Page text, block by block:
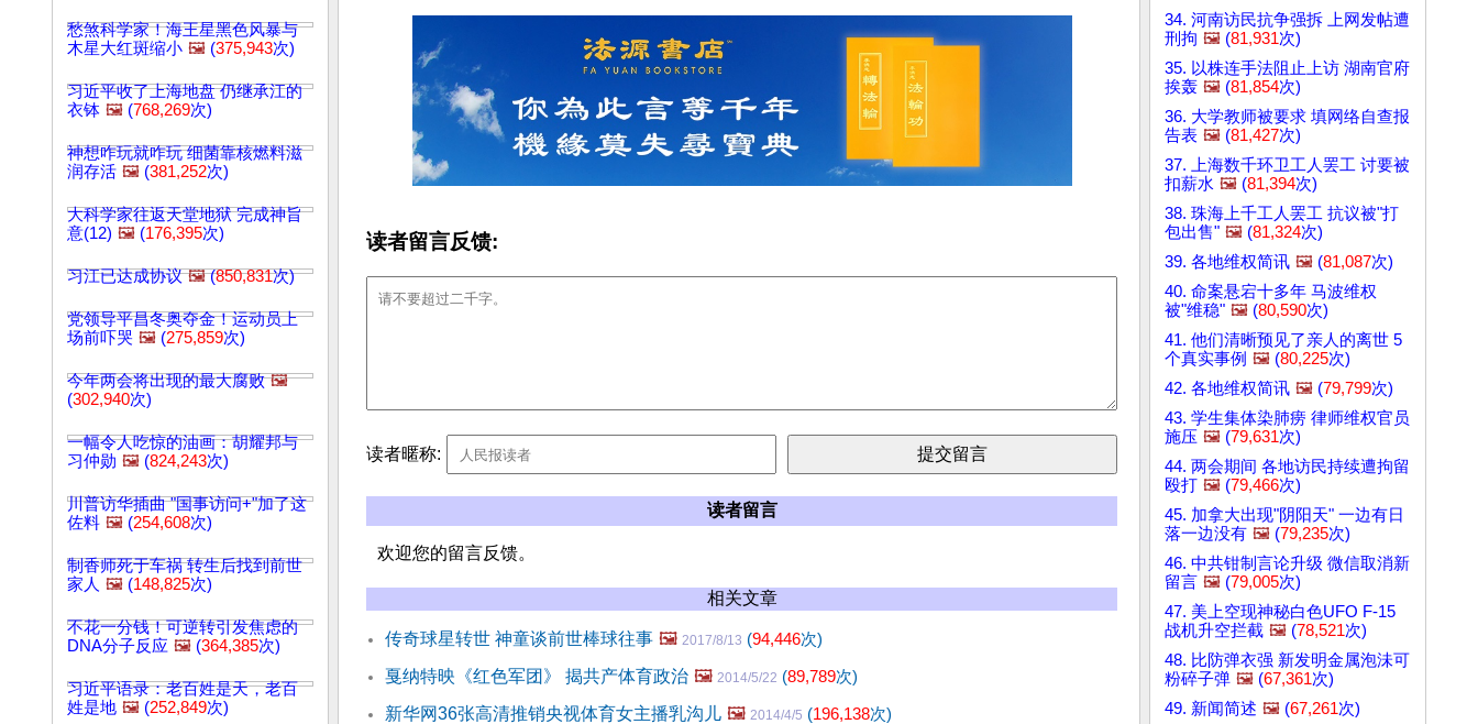
愁煞科学家！海王星黑色风暴与
木星大红斑缩小 🖼️ (375,943次)
习近平收了上海地盘 仍继承江的
衣钵 🖼️ (768,269次)
神想咋玩就咋玩 细菌靠核燃料滋
润存活 🖼️ (381,252次)
大科学家往返天堂地狱 完成神旨
意(12) 🖼️ (176,395次)
习江已达成协议 🖼️(850,831次)
党领导平昌冬奥夺金！运动员上
场前吓哭 🖼️ (275,859次)
今年两会将出现的最大腐败 🖼️
(302,940次)
一幅令人吃惊的油画：胡耀邦与
习仲勋 🖼️ (824,243次)
川普访华插曲 "国事访问+"加了这
佐料 🖼️ (254,608次)
制香师死于车祸 转生后找到前世
家人 🖼️ (148,825次)
不花一分钱！可逆转引发焦虑的
DNA分子反应 🖼️ (364,385次)
习近平语录：老百姓是天，老百
姓是地 🖼️ (252,849次)
读者留言反馈:
读者暱称:
读者留言
欢迎您的留言反馈。
相关文章
传奇球星转世 神童谈前世棒球往事 🖼️ 2017/8/13 (94,446次)
戛纳特映《红色军团》 揭共产体育政治 🖼️ 2014/5/22 (89,789次)
新华网36张高清推销央视体育女主播乳沟儿 🖼️ 2014/4/5 (196,138次)
34. 河南访民抗争强拆 上网发帖遭
刑拘 🖼️ (81,931次)
35. 以株连手法阻止上访 湖南官府
挨轰 🖼️ (81,854次)
36. 大学教师被要求 填网络自查报
告表 🖼️ (81,427次)
37. 上海数千环卫工人罢工 讨要被
扣薪水 🖼️ (81,394次)
38. 珠海上千工人罢工 抗议被"打
包出售" 🖼️ (81,324次)
39. 各地维权简讯 🖼️ (81,087次)
40. 命案悬宕十多年 马波维权
被"维稳" 🖼️ (80,590次)
41. 他们清晰预见了亲人的离世 5
个真实事例 🖼️ (80,225次)
42. 各地维权简讯 🖼️ (79,799次)
43. 学生集体染肺痨 律师维权官员
施压 🖼️ (79,631次)
44. 两会期间 各地访民持续遭拘留
殴打 🖼️ (79,466次)
45. 加拿大出现"阴阳天" 一边有日
落一边没有 🖼️ (79,235次)
46. 中共钳制言论升级 微信取消新
留言 🖼️ (79,005次)
47. 美上空现神秘白色UFO F-15
战机升空拦截 🖼️ (78,521次)
48. 比防弹衣强 新发明金属泡沬可
粉碎子弹 🖼️ (67,361次)
49. 新闻简述 🖼️ (67,261次)